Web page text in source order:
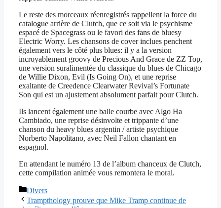
Le reste des morceaux réenregistrés rappellent la force du
catalogue arrière de Clutch, que ce soit via le psychisme
espacé de Spacegrass ou le favori des fans de bluesy
Electric Worry. Les chansons de cover inclues penchent
également vers le côté plus blues: il y a la version
incroyablement groovy de Precious And Grace de ZZ Top,
une version suralimentée du classique du blues de Chicago
de Willie Dixon, Evil (Is Going On), et une reprise
exaltante de Creedence Clearwater Revival’s Fortunate
Son qui est un ajustement absolument parfait pour Clutch.
Ils lancent également une balle courbe avec Algo Ha
Cambiado, une reprise désinvolte et trippante d’une
chanson du heavy blues argentin / artiste psychique
Norberto Napolitano, avec Neil Fallon chantant en
espagnol.
En attendant le numéro 13 de l’album chanceux de Clutch,
cette compilation animée vous remontera le moral.
Catégories
Divers
Trampthology prouve que Mike Tramp continue de